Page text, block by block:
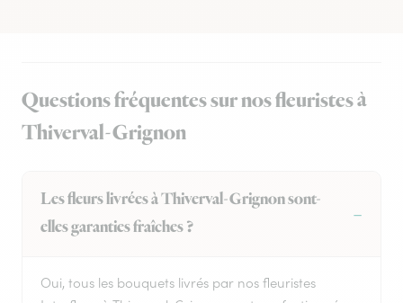
Questions fréquentes sur nos fleuristes à
Thiverval-Grignon
Les fleurs livrées à Thiverval-Grignon sont-
elles garanties fraîches ?
Oui, tous les bouquets livrés par nos fleuristes